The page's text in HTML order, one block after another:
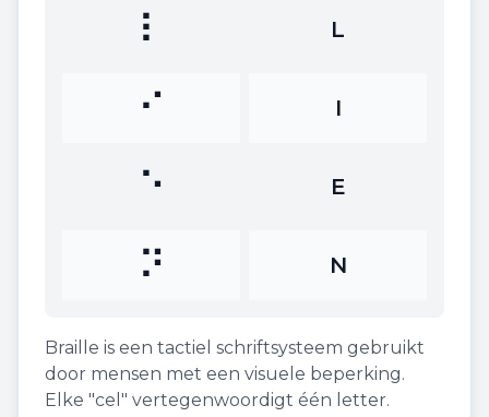
⠇ L
⠊ I
⠑ E
⠝ N
Braille is een tactiel schriftsysteem gebruikt
door mensen met een visuele beperking.
Elke "cel" vertegenwoordigt één letter.